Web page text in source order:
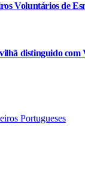
Voluntários de
distinguido